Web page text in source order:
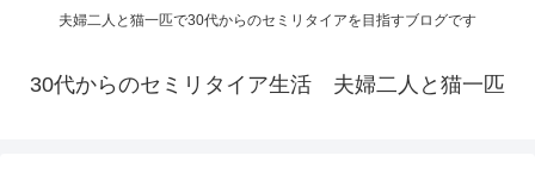
夫婦二人と猫一匹で30代からのセミリタイアを目指すブログです
30代からのセミリタイア生活 夫婦二人と猫一匹